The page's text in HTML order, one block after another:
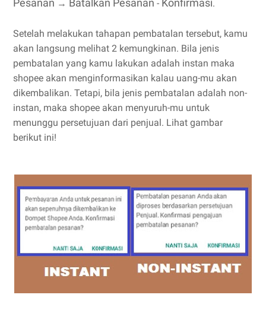
Pesanan → Batalkan Pesanan - Konfirmasi.
Setelah melakukan tahapan pembatalan tersebut, kamu
akan langsung melihat 2 kemungkinan. Bila jenis
pembatalan yang kamu lakukan adalah instan maka
shopee akan menginformasikan kalau uang-mu akan
dikembalikan. Tetapi, bila jenis pembatalan adalah non-
instan, maka shopee akan menyuruh-mu untuk
menunggu persetujuan dari penjual. Lihat gambar
berikut ini!